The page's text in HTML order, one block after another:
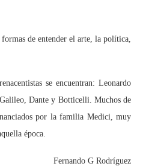
de entender el arte, la política,
se encuentran: Leonardo
Dante y Botticelli. Muchos de
por la familia Medici, muy
época.
Fernando G Rodríguez